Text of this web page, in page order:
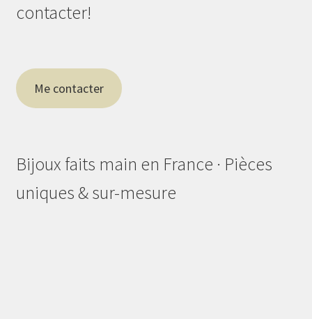
contacter!
Me contacter
Bijoux faits main en France · Pièces
uniques & sur-mesure